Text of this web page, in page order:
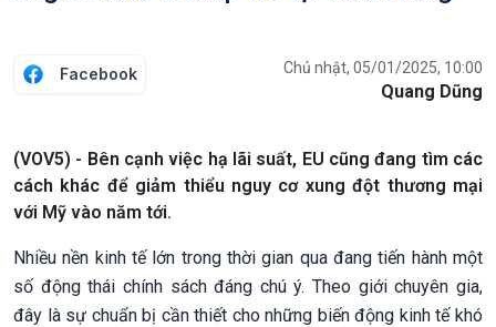
Facebook Chủ nhật, 05/01/2025, 10:00
Quang Dũng
(VOV5) - Bên cạnh việc hạ lãi suất, EU cũng đang tìm các
cách khác để giảm thiểu nguy cơ xung đột thương mại
với Mỹ vào năm tới.
Nhiều nền kinh tế lớn trong thời gian qua đang tiến hành một
số động thái chính sách đáng chú ý. Theo giới chuyên gia,
đây là sự chuẩn bị cần thiết cho những biến động kinh tế khó